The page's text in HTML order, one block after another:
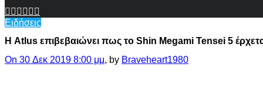
Ειδήσεις
Η Atlus επιβεβαιώνει πως το Shin Megami Tensei 5
On 30 Δεκ 2019 8:00 μμ, by Braveheart1980